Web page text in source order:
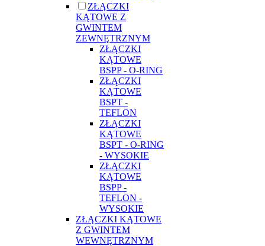
ZŁĄCZKI
KĄTOWE Z
GWINTEM
ZEWNĘTRZNYM
ZŁĄCZKI
KĄTOWE
BSPP - O-RING
ZŁĄCZKI
KĄTOWE
BSPT -
TEFLON
ZŁĄCZKI
KĄTOWE
BSPT - O-RING
- WYSOKIE
ZŁĄCZKI
KĄTOWE
BSPP -
TEFLON -
WYSOKIE
ZŁĄCZKI KĄTOWE
Z GWINTEM
WEWNĘTRZNYM